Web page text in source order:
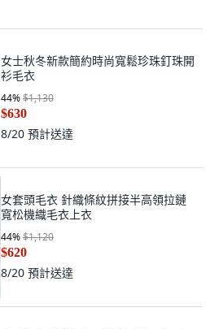
女士秋冬新款簡約時尚寬鬆珍珠釘珠開
衫毛衣
44%$1,130
$630
8/20 預計送達
女套頭毛衣 針織條紋拼接半高領拉鏈
寬松機織毛衣上衣
44%$1,120
$620
8/20 預計送達